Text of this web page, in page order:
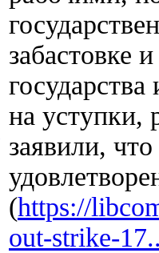
забастовке
на уступки,
заявили,
(https://
out-strike-